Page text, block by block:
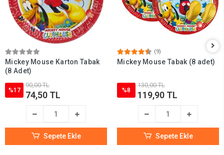
Mickey Mouse Karton Tabak
(8 Adet)
%17
90,00 TL
74,50 TL
Sepete Ekle
(9)
Mickey Mouse Tabak (8 adet)
%8
130,00 TL
119,90 TL
Sepete Ekle